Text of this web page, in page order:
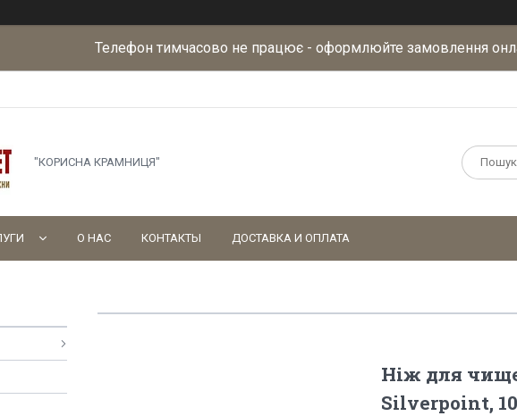
Телефон тимчасово не працює - оформлюйте замовлення
"КОРИСНА КРАМНИЦЯ"
О НАС КОНТАКТЫ ДОСТАВКА И ОПЛАТА
Ніж для
Silverpoint,